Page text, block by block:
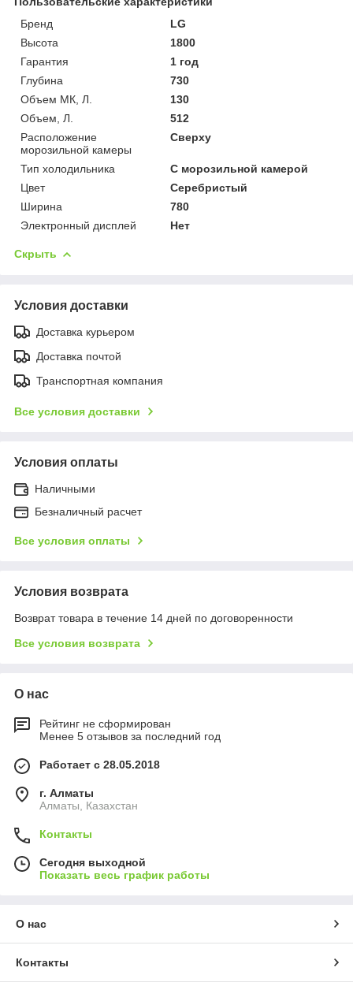
Бренд
LG
Высота
1800
Гарантия
1 год
Глубина
730
Объем МК, Л.
130
Объем, Л.
512
Расположение
морозильной камеры
Сверху
Тип холодильника
С морозильной камерой
Цвет
Серебристый
Ширина
780
Электронный дисплей
Нет
Скрыть
Условия доставки
Доставка курьером
Доставка почтой
Транспортная компания
Все условия доставки
Условия оплаты
Наличными
Безналичный расчет
Все условия оплаты
Условия возврата
Возврат товара в течение 14 дней по договоренности
Все условия возврата
О нас
Рейтинг не сформирован
Менее 5 отзывов за последний год
Работает с 28.05.2018
г. Алматы
Алматы, Казахстан
Контакты
Сегодня выходной
Показать весь график работы
О нас
Контакты